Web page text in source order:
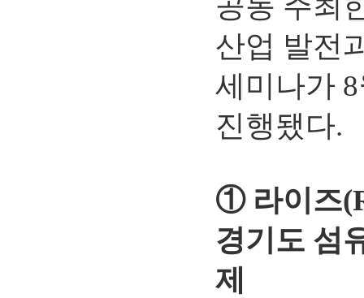
산업 발전
세미나가
진행됐다.
① 라이즈
경기도 섬
제